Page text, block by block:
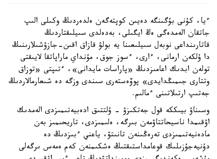
ءيا، كۇنى بۇگىنگە دەيىن كوپتەگەن ەلدەردىڭ وكىلى الىپ
جاتقان الەمدەگى ەڭ ايگىلى، بەدەلدى سىيلىقتاردىڭ
قاتارىنداعى نوبەل سىيلىعىنا يە بولۋ قازاق اقىن-جازۋشىلارىنىڭ
دا ۇلكەن ارمانى، ءارى، ءسوز جوق، مۇنداي ماراپاتقا لايىقتى
تولەن ابدىك اعامىزدىڭ «پاراسات مايدانى»، ءتىپتى «توزاق
وتتارى جىمىڭدايدى» پوۆەستەرى سىندى وزگە دە شىعارمالاردىڭ
جەتىپ ارتىلاتىنى ءمالىم.
وسىناۋ بيىككە قول جەتكىزۋ - ۇلتتىق ادەبيەتىمىزدى الەمدىك
اۋقىمدا ناسيحاتتاۋمەن بىرگە، ەلىمىزدى، تاريحىمىز بەن
مادەنيەتىمىزدى تەرەڭىنەن تانىتۋ، ياعني ءبىزدىڭ دە
دۇنيەجۇزىلىك قوعامداستىقتىڭ ەشكىمنەن كەم ەمەس ىرگەلى